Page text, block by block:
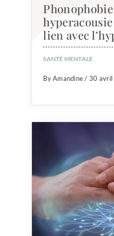
lien avec
SANTÉ MENTALE
By Amandine / 30